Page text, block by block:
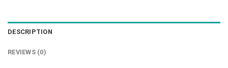
DESCRIPTION
REVIEWS (0)